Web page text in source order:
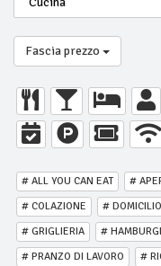
Fascia prezzo
# ALL YOU CAN EAT #
# COLAZIONE
# DOMICILIO
# GRIGLIERIA
#
# PRANZO DI LAVORO
#